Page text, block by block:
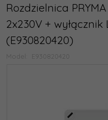
Rozdzielnica
2x230V + wyłącznik
(E930820420)
Model: E930820420